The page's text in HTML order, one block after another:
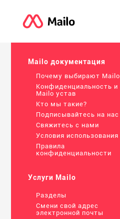
Mailo документация
Почему выбирают Mailo
Конфиденциальность и
Mailo устав
Кто мы такие?
Подписывайтесь на нас
Свяжитесь с нами
Условия использования
Правила
конфиденциальности
Услуги Mailo
Разделы
Смени свой адрес
электронной почты